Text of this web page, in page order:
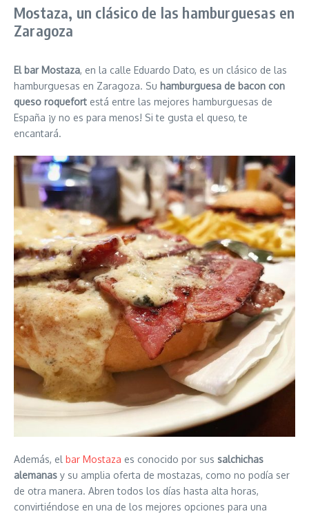
Mostaza, un clásico de las hamburguesas en
Zaragoza
El bar Mostaza, en la calle Eduardo Dato, es un clásico de las
hamburguesas en Zaragoza. Su hamburguesa de bacon con
queso roquefort está entre las mejores hamburguesas de
España ¡y no es para menos! Si te gusta el queso, te
encantará.
Además, el bar Mostaza es conocido por sus salchichas
alemanas y su amplia oferta de mostazas, como no podía ser
de otra manera. Abren todos los días hasta alta horas,
convirtiéndose en una de los mejores opciones para una